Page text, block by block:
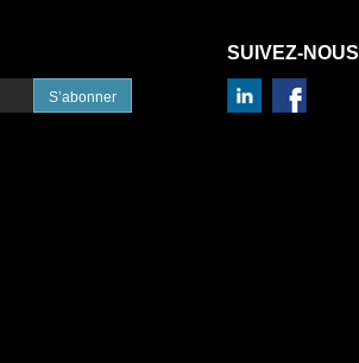
S’abonner
SUIVEZ-NOUS